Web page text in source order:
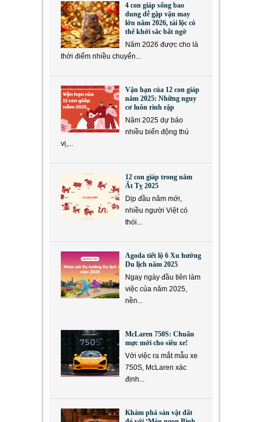
4 con giáp sống bao
dung dễ gặp vận may
lớn năm 2026, tài lộc có
thể khởi sắc bất ngờ
Năm 2026 được cho là
thời điểm nhiều chuyển...
Vận hạn của 12 con giáp
năm 2025: Những nguy
cơ luôn rình rập
Năm 2025 dự báo
nhiều biến động thú
vị,...
12 con giáp trong năm
Ất Tỵ 2025
Dịp đầu năm mới,
nhiều người Việt có
thói...
Agoda tiết lộ 6 Xu hướng
Du lịch năm 2025
Ngay ngày đầu tiên làm
việc của năm 2025,
nền...
McLaren 750S: Chuẩn
mực mới cho siêu xe!
Với việc ra mắt mẫu xe
750S, McLaren xác
định...
Khám phá sản vật đất